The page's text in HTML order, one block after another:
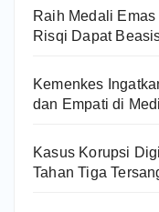
Raih Medali
Risqi Dapat
Kemenkes
dan Empati di
Kasus Korupsi
Tahan Tiga